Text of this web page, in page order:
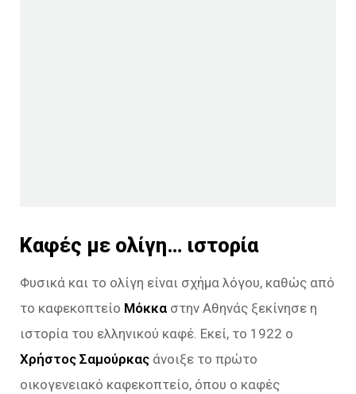
Καφές με ολίγη… ιστορία
Φυσικά και το ολίγη είναι σχήμα λόγου, καθώς από
το καφεκοπτείο Μόκκα στην Αθηνάς ξεκίνησε η
ιστορία του ελληνικού καφέ. Εκεί, το 1922 ο
Χρήστος Σαμούρκας άνοιξε το πρώτο
οικογενειακό καφεκοπτείο, όπου ο καφές